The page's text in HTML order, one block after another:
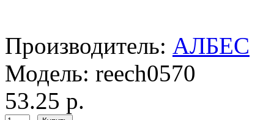
Производитель: АЛБЕС
Модель: reech0570
53.25 р.